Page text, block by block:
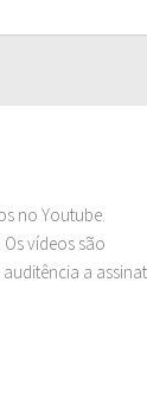
no Youtube.
vídeos são
a